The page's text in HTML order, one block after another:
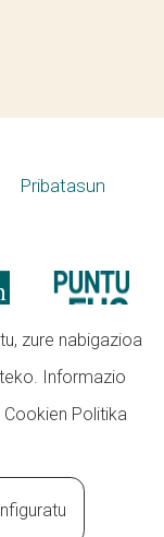
Pribatasun
zure nabigazioa
Informazio
Cookien Politika